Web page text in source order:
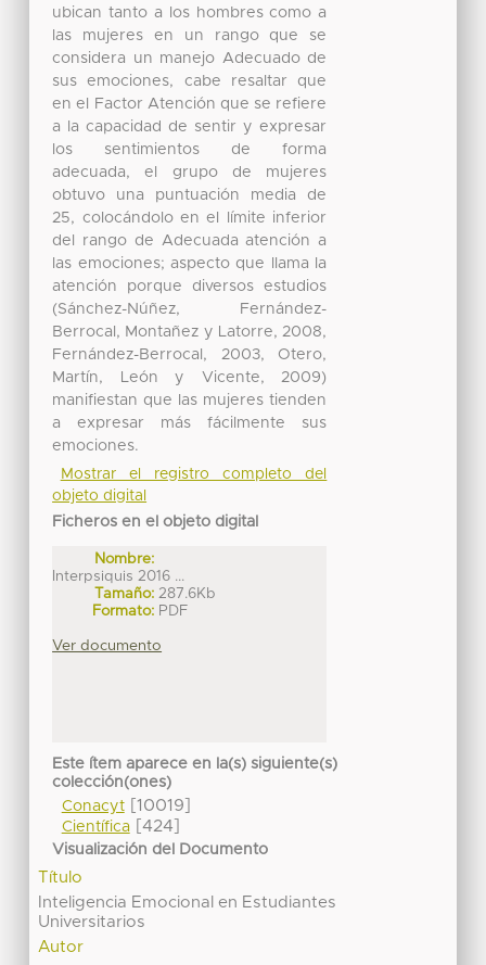
ubican tanto a los hombres como a
las mujeres en un rango que se
considera un manejo Adecuado de
sus emociones, cabe resaltar que
en el Factor Atención que se refiere
a la capacidad de sentir y expresar
los sentimientos de forma
adecuada, el grupo de mujeres
obtuvo una puntuación media de
25, colocándolo en el límite inferior
del rango de Adecuada atención a
las emociones; aspecto que llama la
atención porque diversos estudios
(Sánchez-Núñez, Fernández-
Berrocal, Montañez y Latorre, 2008,
Fernández-Berrocal, 2003, Otero,
Martín, León y Vicente, 2009)
manifiestan que las mujeres tienden
a expresar más fácilmente sus
emociones.
Mostrar el registro completo del
objeto digital
Ficheros en el objeto digital
Nombre:
Interpsiquis 2016 ...
Tamaño: 287.6Kb
Formato: PDF
Ver documento
Este ítem aparece en la(s) siguiente(s)
colección(ones)
Conacyt[10019]
Científica[424]
Visualización del Documento
Título
Inteligencia Emocional en Estudiantes
Universitarios
Autor